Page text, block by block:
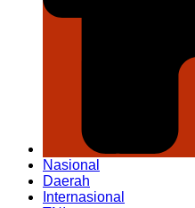
Nasional
Daerah
Internasional